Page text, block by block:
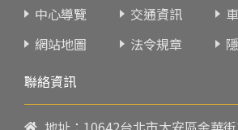
中心導覽
交通資訊
網站地圖
法令規章
聯絡資訊